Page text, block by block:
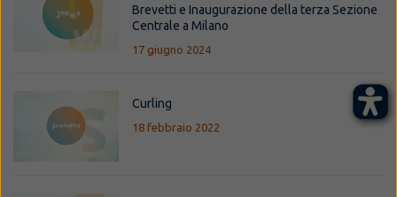
Brevetti e Inaugurazione della terza Sezione
Centrale a Milano
17 giugno 2024
Curling
18 febbraio 2022